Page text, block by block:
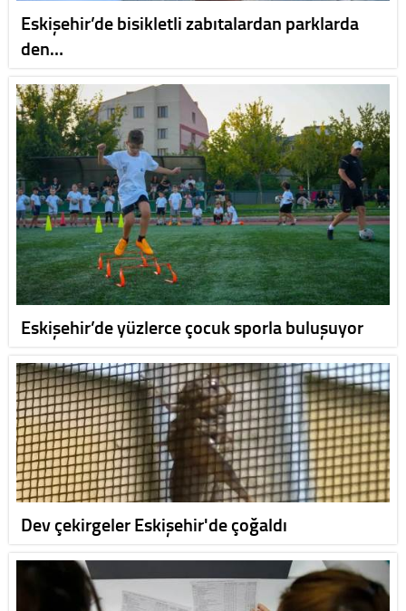
Eskişehir’de bisikletli zabıtalardan parklarda
den…
Eskişehir’de yüzlerce çocuk sporla buluşuyor
Dev çekirgeler Eskişehir'de çoğaldı